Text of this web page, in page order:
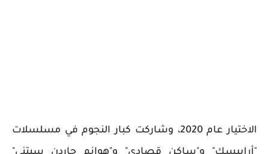
الاختيار عام 2020، وشاركت كبار النجوم في مسلسلات